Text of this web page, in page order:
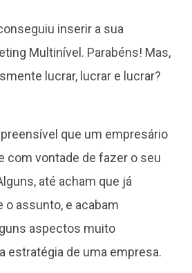
inserir a sua
Multinível. Parabéns! Mas,
lucrar, lucrar e lucrar?
que um empresário
com vontade de fazer o seu
até acham que já
o assunto, e acabam
aspectos muito
estratégia de uma empresa.